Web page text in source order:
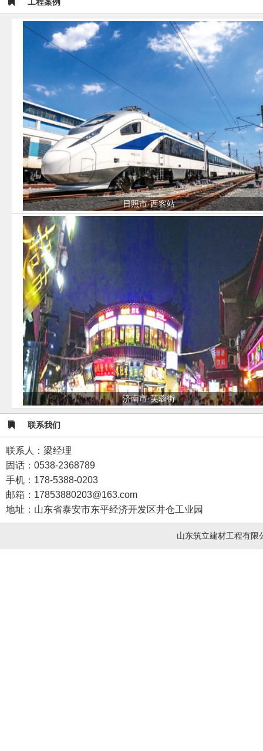
日照市·西客站
济南市·芙蓉街
联系我们
联系人：梁经理
固话：0538-2368789
手机：178-5388-0203
邮箱：17853880203@163.com
地址：山东省泰安市东平经济开发区井仓工业园
山东筑立建材工程有